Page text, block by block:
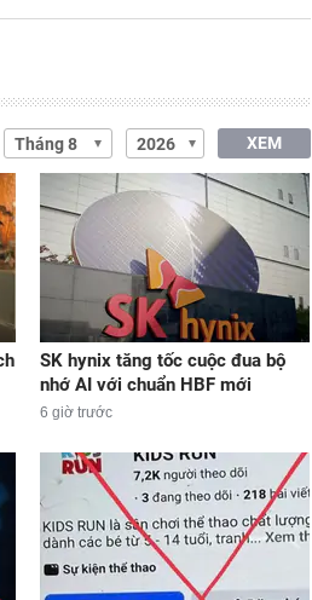
XEM
SK hynix tăng tốc cuộc đua bộ
nhớ AI với chuẩn HBF mới
6 giờ trước